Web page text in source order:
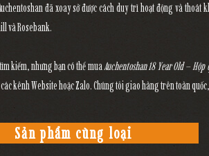
đã xoay sở được cách duy trì hoạt động và
và Rosebank.
kiếm, nhưng bạn có thể mua Auchentoshan 18 Year Old –
kênh Website hoặc Zalo. Chúng tôi giao hàng trên toàn
Sản phẩm cùng loại